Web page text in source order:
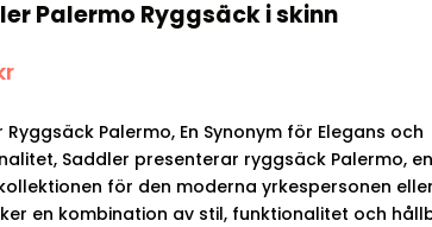
Palermo Ryggsäck i skinn
Ryggsäck Palermo, En Synonym för Elegans och
Saddler presenterar ryggsäck Palermo,
för den moderna yrkespersonen
en kombination av stil, funktionalitet och